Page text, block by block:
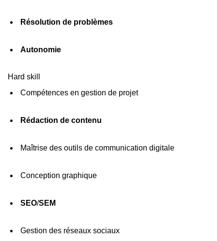
Résolution de problèmes
Autonomie
Hard skill
Compétences en gestion de projet
Rédaction de contenu
Maîtrise des outils de communication digitale
Conception graphique
SEO/SEM
Gestion des réseaux sociaux